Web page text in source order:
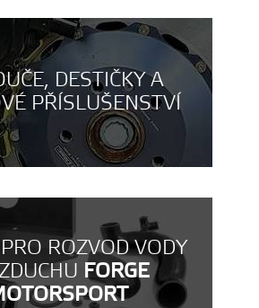
DESTIČKY A
PŘÍSLUŠENSTVÍ
ROZVOD VODY
FORGE